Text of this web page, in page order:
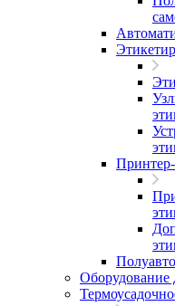
Оборудование